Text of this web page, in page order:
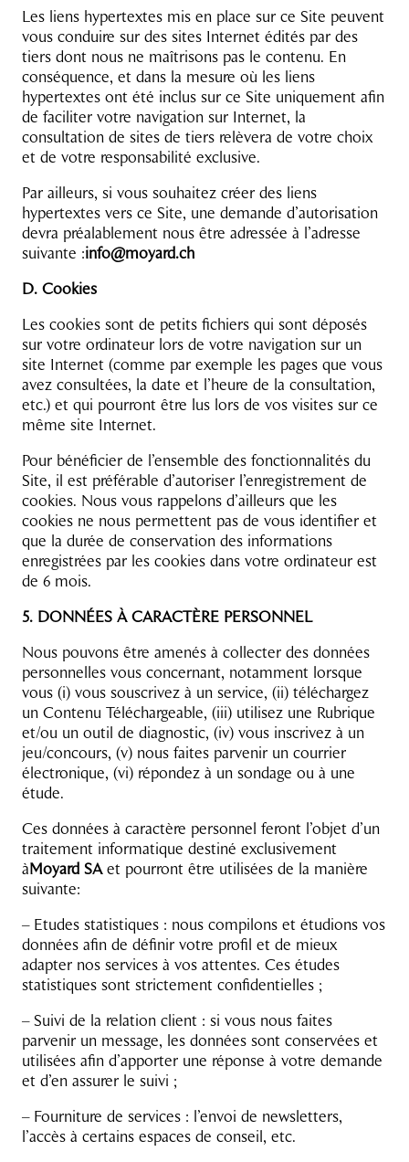
Les liens hypertextes mis en place sur ce Site peuvent
vous conduire sur des sites Internet édités par des
tiers dont nous ne maîtrisons pas le contenu. En
conséquence, et dans la mesure où les liens
hypertextes ont été inclus sur ce Site uniquement afin
de faciliter votre navigation sur Internet, la
consultation de sites de tiers relèvera de votre choix
et de votre responsabilité exclusive.
Par ailleurs, si vous souhaitez créer des liens
hypertextes vers ce Site, une demande d’autorisation
devra préalablement nous être adressée à l’adresse
suivante :info@moyard.ch
D. Cookies
Les cookies sont de petits fichiers qui sont déposés
sur votre ordinateur lors de votre navigation sur un
site Internet (comme par exemple les pages que vous
avez consultées, la date et l’heure de la consultation,
etc.) et qui pourront être lus lors de vos visites sur ce
même site Internet.
Pour bénéficier de l’ensemble des fonctionnalités du
Site, il est préférable d’autoriser l’enregistrement de
cookies. Nous vous rappelons d’ailleurs que les
cookies ne nous permettent pas de vous identifier et
que la durée de conservation des informations
enregistrées par les cookies dans votre ordinateur est
de 6 mois.
5. DONNÉES À CARACTÈRE PERSONNEL
Nous pouvons être amenés à collecter des données
personnelles vous concernant, notamment lorsque
vous (i) vous souscrivez à un service, (ii) téléchargez
un Contenu Téléchargeable, (iii) utilisez une Rubrique
et/ou un outil de diagnostic, (iv) vous inscrivez à un
jeu/concours, (v) nous faites parvenir un courrier
électronique, (vi) répondez à un sondage ou à une
étude.
Ces données à caractère personnel feront l’objet d’un
traitement informatique destiné exclusivement
àMoyard SAet pourront être utilisées de la manière
suivante:
– Etudes statistiques : nous compilons et étudions vos
données afin de définir votre profil et de mieux
adapter nos services à vos attentes. Ces études
statistiques sont strictement confidentielles ;
– Suivi de la relation client : si vous nous faites
parvenir un message, les données sont conservées et
utilisées afin d’apporter une réponse à votre demande
et d’en assurer le suivi ;
– Fourniture de services : l’envoi de newsletters,
l’accès à certains espaces de conseil, etc.